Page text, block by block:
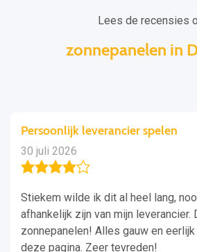
Lees de recensies
zonnepanelen in
Persoonlijk leverancier spelen
30 juli 2026
Stiekem wilde ik dit al heel lang,
afhankelijk zijn van mijn leverancier.
zonnepanelen! Alles gauw en
deze pagina. Zeer tevreden!